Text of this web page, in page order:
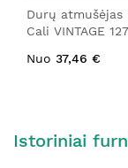
Durų atmušėjas
Cali VINTAGE
Nuo 37,46 €
Istoriniai